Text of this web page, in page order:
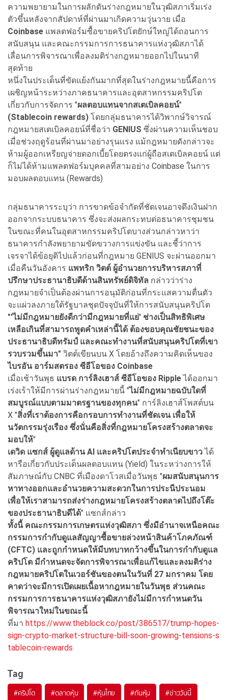
ความพยายามในการผลักดันร่างกฎหมายในวุฒิสภาเริ่มเร่ง
ตัวขึ้นหลังจากสัปดาห์ที่ผ่านมาเกิดความวุ่นวาย เมื่อ
Coinbase แพลตฟอร์มซื้อขายคริปโตยักษ์ใหญ่ได้ถอนการ
สนับสนุน และคณะกรรมการการธนาคารแห่งวุฒิสภาได้
เลื่อนการพิจารณาเพื่อลงมติร่างกฎหมายออกไปในนาที
สุดท้าย
หนึ่งในประเด็นที่ขัดแย้งกันมากที่สุดในร่างกฎหมายนี้คือการ
เผชิญหน้าระหว่างภาคธนาคารและอุตสาหกรรมคริปโต
เกี่ยวกับการจัดการ "ผลตอบแทนจากสเตเบิลคอยน์"
(Stablecoin rewards) โดยกลุ่มธนาคารได้วิพากษ์วิจารณ์
กฎหมายสเตเบิลคอยน์ที่ชื่อว่า GENIUS ซึ่งผ่านความเห็นชอบ
เมื่อช่วงฤดูร้อนที่ผ่านมาอย่างรุนแรง แม้กฎหมายดังกล่าวจะ
ห้ามผู้ออกเหรียญจ่ายดอกเบี้ยโดยตรงแก่ผู้ถือสเตเบิลคอยน์ แต่
ก็ไม่ได้ห้ามแพลตฟอร์มบุคคลที่สามอย่าง Coinbase ในการ
มอบผลตอบแทน (Rewards)
กลุ่มธนาคารระบุว่า การขาดข้อจำกัดที่ชัดเจนอาจดึงเงินฝาก
ออกจากระบบธนาคาร ซึ่งจะส่งผลกระทบต่อธนาคารชุมชน
ในขณะที่คนในอุตสาหกรรมคริปโตบางส่วนกล่าวหาว่า
ธนาคารกำลังพยายามขัดขวางการแข่งขัน และชี้ว่าการ
เจรจาได้ข้อยุติไปแล้วก่อนที่กฎหมาย GENIUS จะผ่านออกมา
เมื่อคืนวันอังคาร แพทริก วิตต์ ผู้อำนวยการบริหารสภาที่
ปรึกษาประธานาธิบดีด้านสินทรัพย์ดิจิทัล กล่าวว่าร่าง
กฎหมายจำเป็นต้องผ่านการอนุมัติก่อนที่กระแสความตื่นตัว
จะแผ่วลงภายใต้รัฐบาลชุดปัจจุบันที่ให้การสนับสนุนคริปโต
"'ไม่มีกฎหมายยังดีกว่ามีกฎหมายที่แย่' ช่างเป็นสิทธิพิเศษ
เหลือเกินที่สามารถพูดคำเหล่านี้ได้ ต้องขอบคุณชัยชนะของ
ประธานาธิบดีทรัมป์ และคณะทำงานที่สนับสนุนคริปโตที่เขา
รวบรวมขึ้นมา" วิตต์เขียนบน X โดยอ้างถึงความคิดเห็นของ
ไบรอัน อาร์มสตรอง ซีอีโอของ Coinbase
เมื่อเช้าวันพุธ แบรด การ์ลิงเฮาส์ ซีอีโอของ Rippleได้ออกมา
เร่งเร้าให้มีการผ่านร่างกฎหมายนี้ "ไม่มีกฎหมายฉบับใดที่
สมบูรณ์แบบตามมาตรฐานของทุกคน" การ์ลิงเฮาส์โพสต์บน
X "สิ่งที่เราต้องการคือกรอบการทำงานที่ชัดเจน เพื่อให้
นวัตกรรมรุ่งเรือง ซึ่งนั่นคือสิ่งที่กฎหมายโครงสร้างตลาดจะ
มอบให้"
เดวิด แซกส์ ผู้ดูแลด้าน AI และคริปโตประจำทำเนียบขาวได้
หารือเกี่ยวกับประเด็นผลตอบแทน (Yield) ในระหว่างการให้
สัมภาษณ์กับ CNBC ที่เมืองดาโวสเมื่อวันพุธ "ผมสนับสนุนการ
หาทางออกและอำนวยความสะดวกในการประนีประนอม
เพื่อให้เราสามารถส่งร่างกฎหมายโครงสร้างตลาดไปถึงโต๊ะ
ของประธานาธิบดีได้" แซกส์กล่าว
ทั้งนี้ คณะกรรมการเกษตรแห่งวุฒิสภา ซึ่งมีอำนาจเหนือคณะ
กรรมการกำกับดูแลสัญญาซื้อขายล่วงหน้าสินค้าโภคภัณฑ์
(CFTC) และถูกกำหนดให้มีบทบาทกว้างขึ้นในการกำกับดูแล
คริปโต มีกำหนดจะจัดการพิจารณาเพื่อแก้ไขและลงมติร่าง
กฎหมายคริปโตในเวอร์ชันของตนในวันที่ 27 มกราคม โดย
คาดว่าจะมีการเปิดเผยเนื้อหากฎหมายในวันพุธ ส่วนคณะ
กรรมการการธนาคารแห่งวุฒิสภายังไม่มีการกำหนดวัน
พิจารณาใหม่ในขณะนี้
ที่มา https://www.theblock.co/post/386517/trump-hopes-
sign-crypto-market-structure-bill-soon-growing-tensions-s
tablecoin-rewards
Tag
#คริปโต #ตลาดหุ้น #หุ้นไทย #ทันหุ้น #ข่าววันนี้